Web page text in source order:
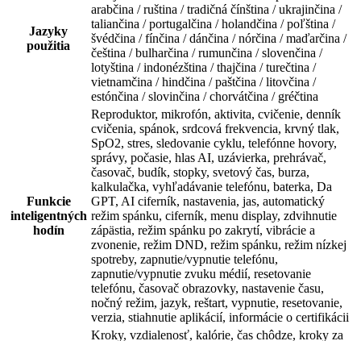
Jazyky
použitia
arabčina / ruština / tradičná čínština / ukrajinčina /
taliančina / portugalčina / holandčina / poľština /
švédčina / fínčina / dánčina / nórčina / maďarčina /
čeština / bulharčina / rumunčina / slovenčina /
lotyština / indonézština / thajčina / turečtina /
vietnamčina / hindčina / paštčina / litovčina /
estónčina / slovinčina / chorvátčina / gréčtina
Funkcie
inteligentných
hodín
Reproduktor, mikrofón, aktivita, cvičenie, denník
cvičenia, spánok, srdcová frekvencia, krvný tlak,
SpO2, stres, sledovanie cyklu, telefónne hovory,
správy, počasie, hlas AI, uzávierka, prehrávač,
časovač, budík, stopky, svetový čas, burza,
kalkulačka, vyhľadávanie telefónu, baterka, Da
GPT, AI ciferník, nastavenia, jas, automatický
režim spánku, ciferník, menu display, zdvihnutie
zápästia, režim spánku po zakrytí, vibrácie a
zvonenie, režim DND, režim spánku, režim nízkej
spotreby, zapnutie/vypnutie telefónu,
zapnutie/vypnutie zvuku médií, resetovanie
telefónu, časovač obrazovky, nastavenie času,
nočný režim, jazyk, reštart, vypnutie, resetovanie,
verzia, stiahnutie aplikácií, informácie o certifikácii
Kroky, vzdialenosť, kalórie, čas chôdze, kroky za